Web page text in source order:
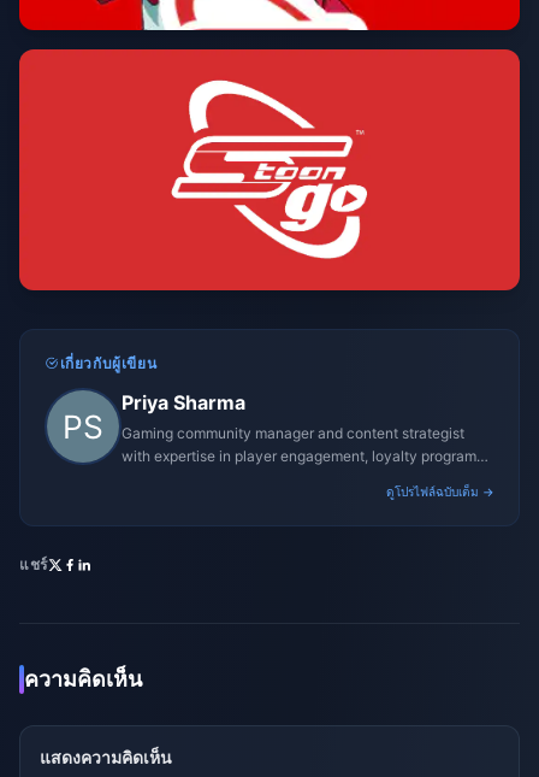
เกี่ยวกับผู้เขียน
Priya Sharma
Gaming community manager and content strategist
with expertise in player engagement, loyalty programs,
ดูโปรไฟล์ฉบับเต็ม →
แชร์
ความคิดเห็น
แสดงความคิดเห็น